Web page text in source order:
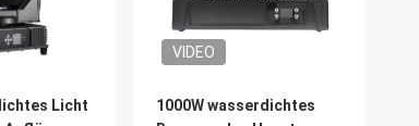
Licht
VIDEO
1000W wasserdichtes